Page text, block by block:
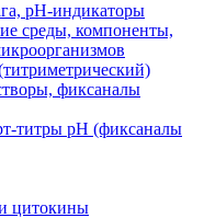
рН-индикаторы
среды, компоненты,
фиксаналы
титры pH (фиксаналы
цитокины